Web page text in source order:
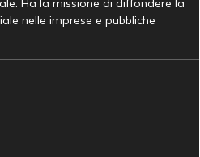
Ha la missione di diffondere la
nelle imprese e pubbliche